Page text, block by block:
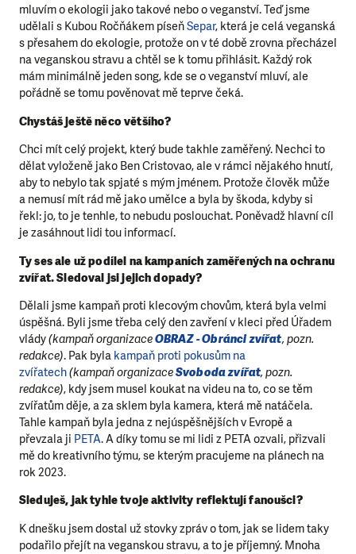
mluvím o ekologii jako takové nebo o veganství. Teď jsme
udělali s Kubou Ročňákem píseňSepar, která je celá veganská
s přesahem do ekologie, protože on v té době zrovna přecházel
na veganskou stravu a chtěl se k tomu přihlásit. Každý rok
mám minimálně jeden song, kde se o veganství mluví, ale
pořádně se tomu pověnovat mě teprve čeká.
Chystáš ještě něco většího?
Chci mít celý projekt, který bude takhle zaměřený. Nechci to
dělat vyloženě jako Ben Cristovao, ale v rámci nějakého hnutí,
aby to nebylo tak spjaté s mým jménem. Protože člověk může
a nemusí mít rád mě jako umělce a byla by škoda, kdyby si
řekl: jo, to je tenhle, to nebudu poslouchat. Poněvadž hlavní cíl
je zasáhnout lidi tou informací.
Ty ses ale už podílel na kampaních zaměřených na ochranu
zvířat. Sledoval jsi jejich dopady?
Dělali jsme kampaň proti klecovým chovům, která byla velmi
úspěšná. Byli jsme třeba celý den zavření v kleci před Úřadem
vlády(kampaň organizaceOBRAZ - Obránci zvířat, pozn.
redakce). Pak byla kampaň proti pokusům na
zvířatech(kampaň organizaceSvoboda zvířat, pozn.
redakce), kdy jsem musel koukat na videu na to, co se těm
zvířatům děje, a za sklem byla kamera, která mě natáčela.
Tahle kampaň byla jedna z nejúspěšnějších v Evropě a
převzala ji PETA. A díky tomu se mi lidi z PETA ozvali, přizvali
mě do kreativního týmu, se kterým pracujeme na plánech na
rok 2023.
Sleduješ, jak tyhle tvoje aktivity reflektují fanoušci?
K dnešku jsem dostal už stovky zpráv o tom, jak se lidem taky
podařilo přejít na veganskou stravu, a to je příjemný. Mnoha